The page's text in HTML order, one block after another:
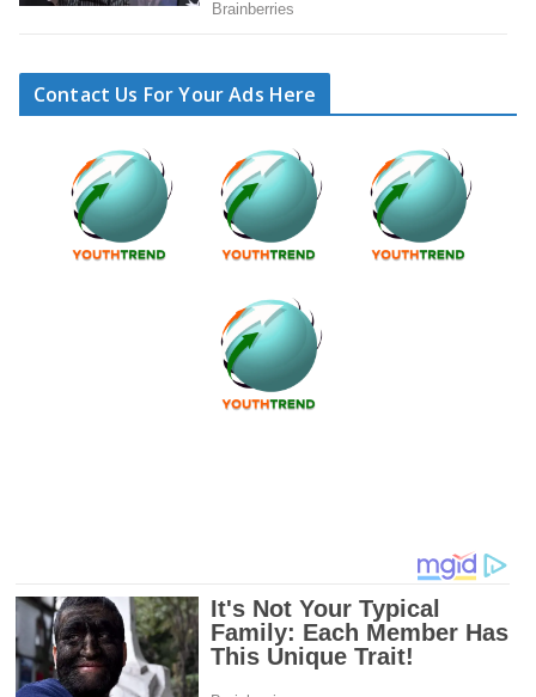
Contact Us For Your Ads Here